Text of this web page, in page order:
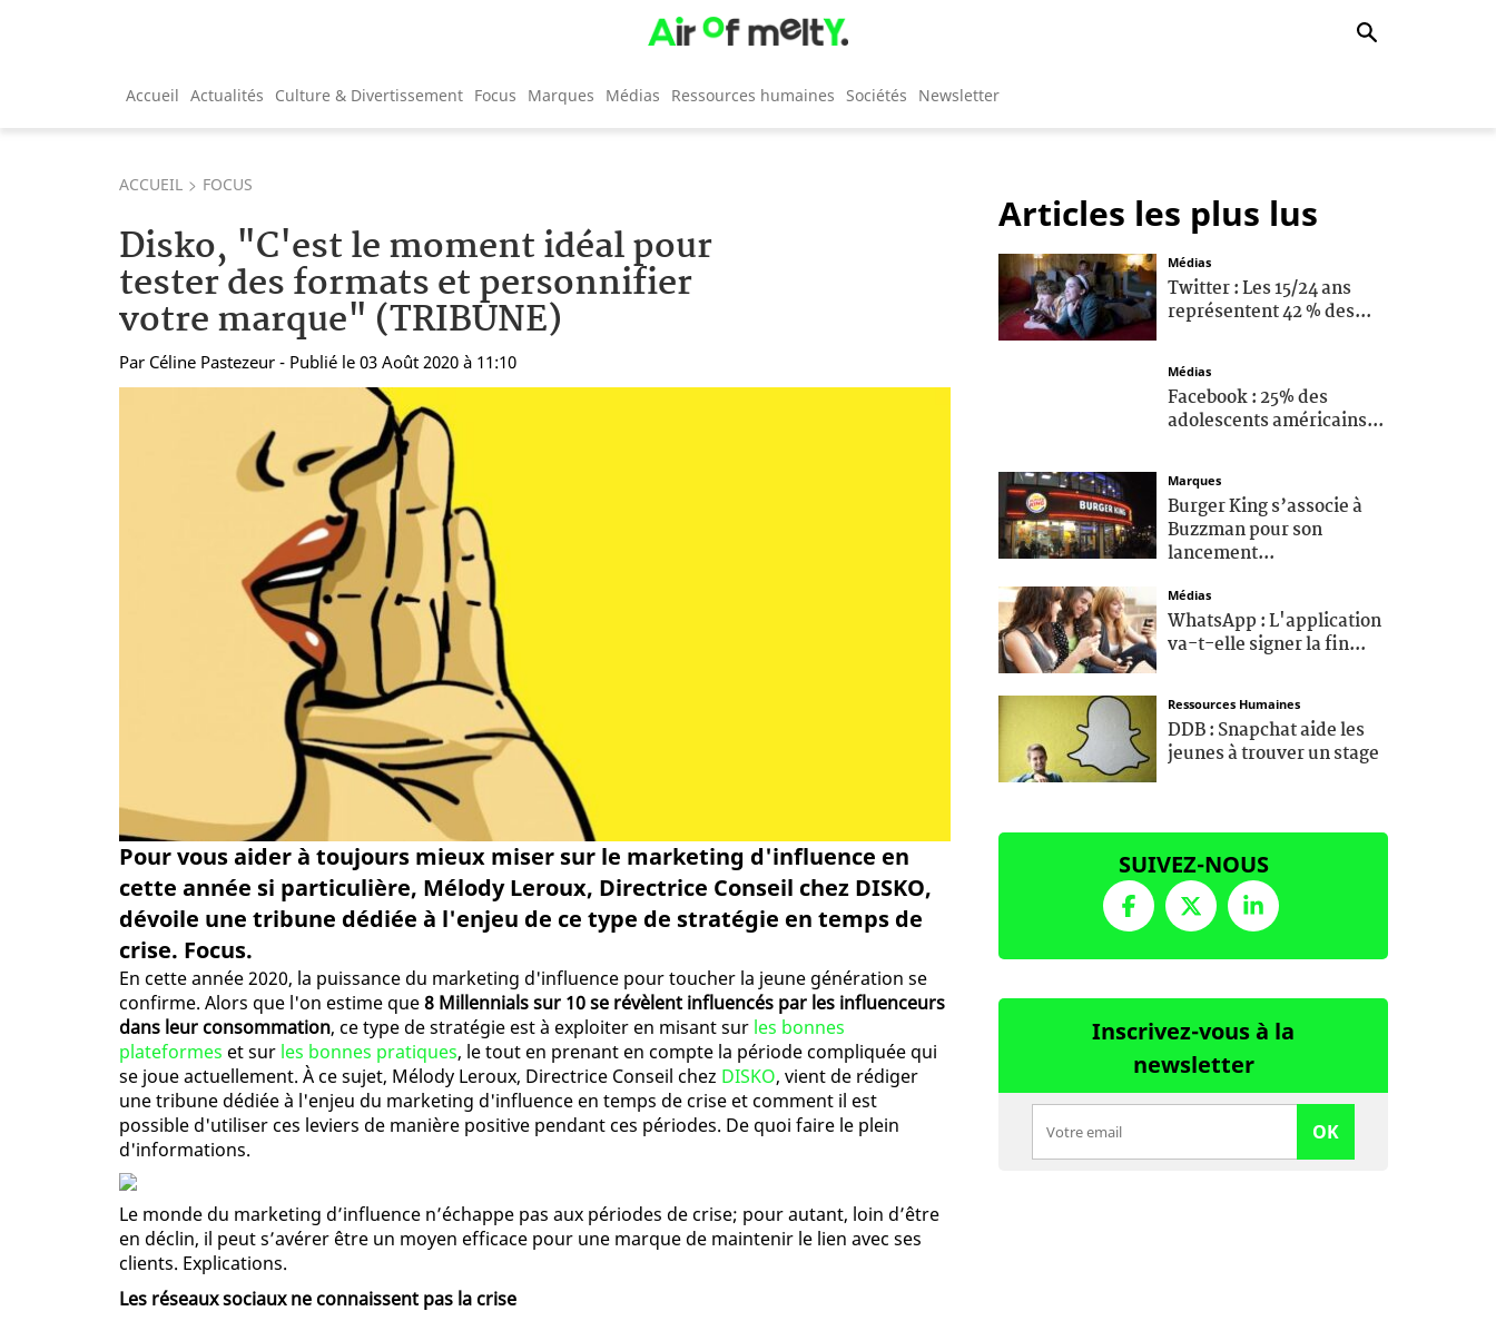
Accueil Actualités Culture & Divertissement Focus Marques Médias Ressources humaines Sociétés Newsletter
ACCUEIL FOCUS
Disko, "C'est le moment idéal pour
tester des formats et personnifier
votre marque" (TRIBUNE)
Par Céline Pastezeur - Publié le 03 Août 2020 à 11:10
Pour vous aider à toujours mieux miser sur le marketing d'influence en
cette année si particulière, Mélody Leroux, Directrice Conseil chez DISKO,
dévoile une tribune dédiée à l'enjeu de ce type de stratégie en temps de
crise. Focus.
En cette année 2020, la puissance du marketing d'influence pour toucher la jeune génération se
confirme. Alors que l'on estime que8 Millennials sur 10 se révèlent influencés par les influenceurs
dans leur consommation, ce type de stratégie est à exploiter en misant sur les bonnes
plateformes et sur les bonnes pratiques, le tout en prenant en compte la période compliquée qui
se joue actuellement. À ce sujet, Mélody Leroux, Directrice Conseil chez DISKO, vient de rédiger
une tribune dédiée à l'enjeu du marketing d'influence en temps de crise et comment il est
possible d'utiliser ces leviers de manière positive pendant ces périodes. De quoi faire le plein
d'informations.
Le monde du marketing d’influence n’échappe pas aux périodes de crise; pour autant, loin d’être
en déclin, il peut s’avérer être un moyen efficace pour une marque de maintenir le lien avec ses
clients. Explications.
Les réseaux sociaux ne connaissent pas la crise
Articles les plus lus
Médias
Twitter : Les 15/24 ans
représentent 42 % des...
Médias
Facebook : 25% des
adolescents américains...
Marques
Burger King s’associe à
Buzzman pour son
lancement...
Médias
WhatsApp : L'application
va-t-elle signer la fin...
Ressources Humaines
DDB : Snapchat aide les
jeunes à trouver un stage
SUIVEZ-NOUS
Inscrivez-vous à la
newsletter
OK